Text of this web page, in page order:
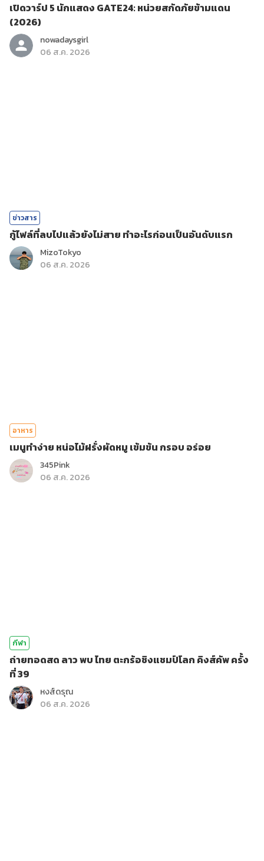
เปิดวาร์ป 5 นักแสดง GATE24: หน่วยสกัดภัยข้ามแดน
(2026)
nowadaysgirl
06 ส.ค. 2026
ข่าวสาร
กู้ไฟล์ที่ลบไปแล้วยังไม่สาย ทำอะไรก่อนเป็นอันดับแรก
MizoTokyo
06 ส.ค. 2026
อาหาร
เมนูทำง่าย หน่อไม้ฝรั่งผัดหมู เข้มข้น กรอบ อร่อย
345Pink
06 ส.ค. 2026
กีฬา
ถ่ายทอดสด ลาว พบ ไทย ตะกร้อชิงแชมป์โลก คิงส์คัพ ครั้ง
ที่ 39
หงส์ดรุณ
06 ส.ค. 2026